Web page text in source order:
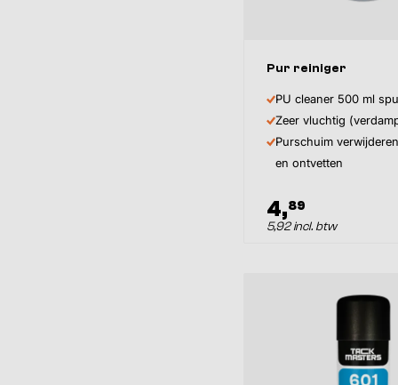
Pur reiniger
PU cleaner 500 ml
Zeer vluchtig
Purschuim
en ontvetten
4,89
5,92 incl. btw